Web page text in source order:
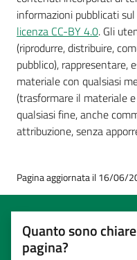
informazioni pubblicati
licenza CC-BY 4.0. Gli
(riprodurre, distribuire,
pubblico), rappresentare,
materiale con qualsiasi
(trasformare il materiale
qualsiasi fine, anche
attribuzione, senza
Pagina aggiornata il 16/06/
Quanto sono
pagina?